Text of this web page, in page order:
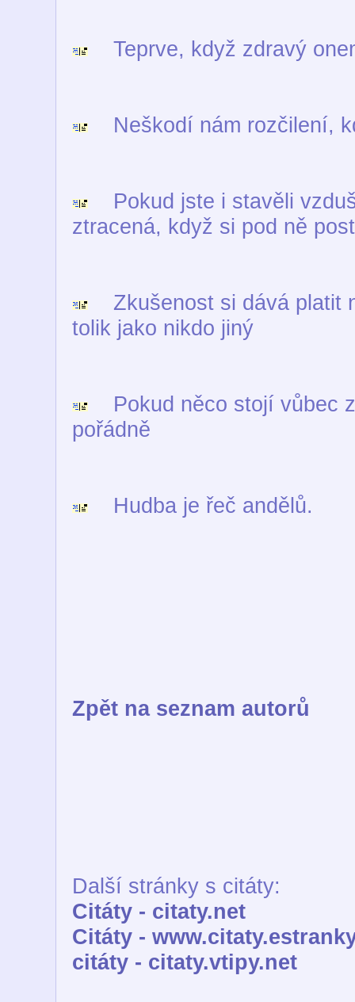
Teprve, když zdravý
Neškodí nám rozčilení,
Pokud jste i stavěli
ztracená, když si pod ně
Zkušenost si dává platit
tolik jako nikdo jiný
Pokud něco stojí vůbec
pořádně
Hudba je řeč andělů.
Zpět na seznam autorů
Další stránky s citáty:
Citáty - citaty.net
Citáty -
citáty - citaty.vtipy.net